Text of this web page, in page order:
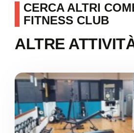
CERCA ALTRI
FITNESS CLUB
ALTRE